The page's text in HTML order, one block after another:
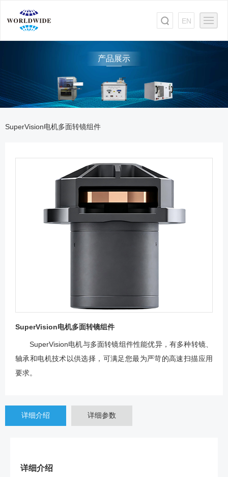
EN
产品展示
SuperVision电机多面转镜组件
SuperVision电机多面转镜组件
SuperVision电机与多面转镜组件性能优异，有多种转镜、
轴承和电机技术以供选择，可满足您最为严苛的高速扫描应用
要求。
详细介绍 详细参数
详细介绍